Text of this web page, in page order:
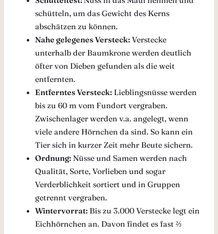
schütteln, um das Gewicht des Kerns
abschätzen zu können.
Nahe gelegenes Versteck: Verstecke
unterhalb der Baumkrone werden deutlich
öfter von Dieben gefunden als die weit
entfernten.
Entferntes Versteck: Lieblingsnüsse werden
bis zu 60 m vom Fundort vergraben.
Zwischenlager werden v.a. angelegt, wenn
viele andere Hörnchen da sind. So kann ein
Tier sich in kurzer Zeit mehr Beute sichern.
Ordnung: Nüsse und Samen werden nach
Qualität, Sorte, Vorlieben und sogar
Verderblichkeit sortiert und in Gruppen
getrennt vergraben.
Wintervorrat: Bis zu 3.000 Verstecke legt ein
Eichhörnchen an. Davon findet es fast ⅔